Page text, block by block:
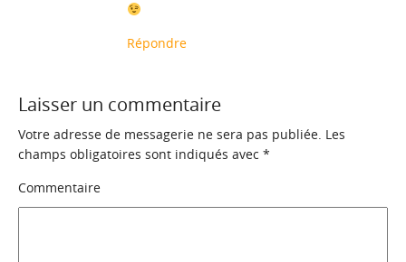
Répondre
Laisser un commentaire
Votre adresse de messagerie ne sera pas publiée. Les
champs obligatoires sont indiqués avec *
Commentaire